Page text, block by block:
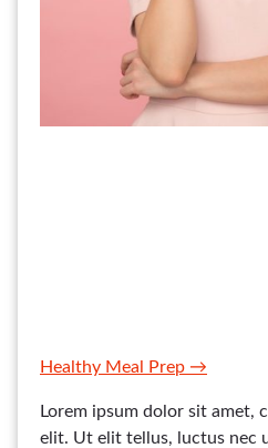
Healthy Meal Prep →
Lorem ipsum dolor sit amet,
elit. Ut elit tellus, luctus nec